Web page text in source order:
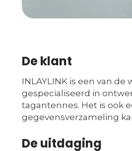
De klant
INLAYLINK is een van
gespecialiseerd in
tagantennes. Het is ook
gegevensverzameling
De uitdaging